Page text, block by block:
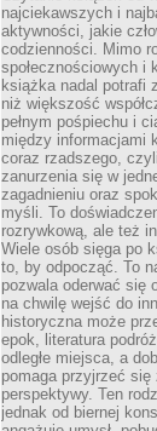
najciekawszych i
aktywności, jakie
codzienności. Mimo
społecznościowych i
książka nadal potrafi
niż większość
pełnym pośpiechu i
między informacjami
coraz rzadszego,
zanurzenia się w
zagadnieniu oraz
myśli. To
rozrywkową, ale też
Wiele osób sięga po
to, by odpocząć. To
pozwala oderwać się
na chwilę wejść do
historyczna może
epok, literatura
odległe miejsca, a
pomaga przyjrzeć się
perspektywy. Ten
jednak od biernej